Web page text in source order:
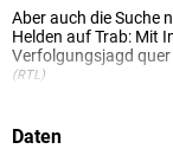
Aber auch die Suche
Helden auf Trab: Mit
Verfolgungsjagd
(RTL)
Daten